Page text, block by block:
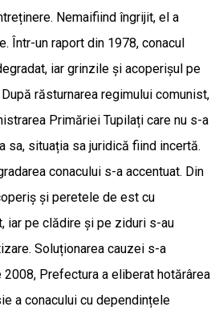
Nemaifiind îngrijit, el a
Într-un raport din 1978, conacul
iar grinzile și acoperișul pe
răsturnarea regimului comunist,
Primăriei Tupilați care nu s-a
sa, situația sa juridică fiind incertă.
conacului s-a accentuat. Din
și peretele de est cu
iar pe clădire și pe ziduri s-au
Soluționarea cauzei s-a
Prefectura a eliberat hotărârea
a conacului cu dependințele